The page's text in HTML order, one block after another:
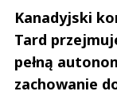
Kanadyjski
Tard
pełną
zachowanie